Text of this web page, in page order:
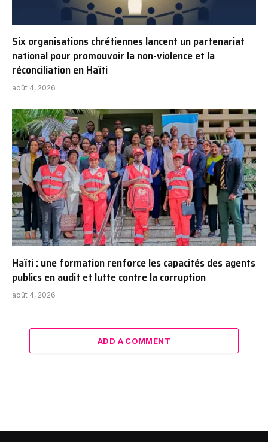
Six organisations chrétiennes lancent un partenariat
national pour promouvoir la non-violence et la
réconciliation en Haïti
août 4, 2026
Haïti : une formation renforce les capacités des agents
publics en audit et lutte contre la corruption
août 4, 2026
ADD A COMMENT